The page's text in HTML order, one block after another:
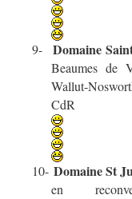
9- Domaine
Beaumes de
Wallut-
CdR
10- Domaine St
en